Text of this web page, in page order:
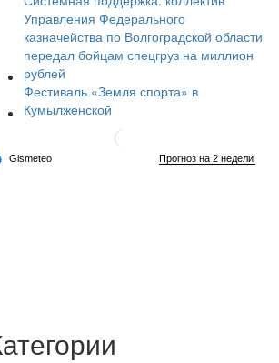
Управления Федерального
казначейства по Волгоградской области
передал бойцам спецгруз на миллион
рублей
Фестиваль «Земля спорта» в
Кумылженской